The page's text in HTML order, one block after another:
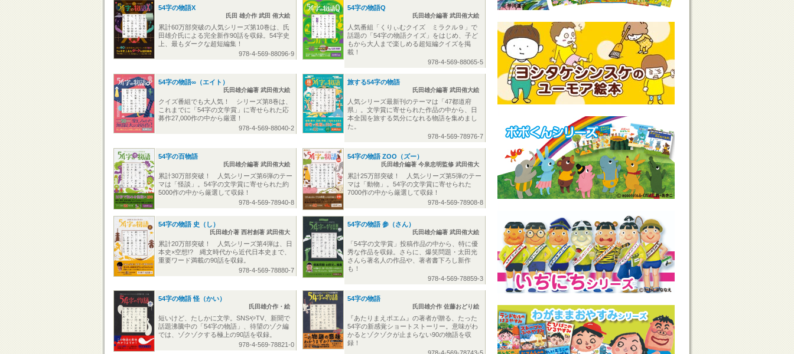
54字の物語X
氏田 雄介作 武田 侑大絵
累計60万部突破の人気シリーズ第10巻は、氏
田雄介氏による完全新作90話を収録。54字史
上、最もダークな超短編集！
978-4-569-88096-9
54字の物語Q
氏田雄介編著 武田侑大絵
人気番組「くりぃむクイズ ミラクル９」で
話題の「54字の物語クイズ」をはじめ、子ど
もから大人まで楽しめる超短編クイズを掲
載！
978-4-569-88065-5
54字の物語∞（エイト）
氏田雄介編著 武田侑大絵
クイズ番組でも大人気！ シリーズ第8巻は、
これまでに「54字の文学賞」に寄せられた応
募作27,000作の中から厳選！
978-4-569-88040-2
旅する54字の物語
氏田雄介編著 武田侑大絵
人気シリーズ最新刊のテーマは「47都道府
県」。文学賞に寄せられた作品の中から、日
本全国を旅する気分になれる物語を集めまし
た。
978-4-569-78976-7
54字の百物語
氏田雄介編著 武田侑大絵
累計30万部突破！ 人気シリーズ第6弾のテー
マは「怪談」。54字の文学賞に寄せられた約
5000作の中から厳選して収録！
978-4-569-78940-8
54字の物語 ZOO（ズー）
氏田雄介編著 今泉忠明監修 武田侑大
累計25万部突破！ 人気シリーズ第5弾のテー
マは「動物」。54字の文学賞に寄せられた
7000作の中から厳選して収録！
978-4-569-78908-8
54字の物語 史（し）
氏田雄介著 西村創著 武田侑大
累計20万部突破！ 人気シリーズ第4弾は、日
本史×空想!? 縄文時代から近代日本史まで、
重要ワード満載の90話を収録。
978-4-569-78880-7
54字の物語 参（さん）
氏田雄介編著 武田侑大絵
「54字の文学賞」投稿作品の中から、特に優
秀な作品を収録。さらに、爆笑問題・太田光
さんら著名人の作品や、著者書下ろし新作
も！
978-4-569-78859-3
54字の物語 怪（かい）
氏田雄介作・絵
短いけど、たしかに文学。SNSやTV、新聞で
話題沸騰中の「54字の物語」、待望のゾク編
では、ゾクゾクする極上の90話を収録。
978-4-569-78821-0
54字の物語
氏田雄介作 佐藤おどり絵
『あたりまえポエム』の著者が贈る、たった
54字の新感覚ショートストーリー。意味がわ
かるとゾクゾクが止まらない90の物語を収
録！